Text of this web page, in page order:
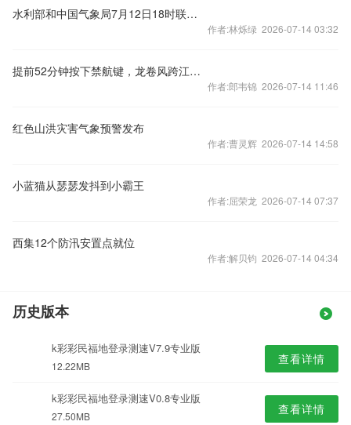
水利部和中国气象局7月12日18时联合发布红色山洪灾害气象预警
作者:林烁绿 2026-07-14 03:32
提前52分钟按下禁航键，龙卷风跨江来袭时江面空无一船
作者:郎韦锦 2026-07-14 11:46
红色山洪灾害气象预警发布
作者:曹灵辉 2026-07-14 14:58
小蓝猫从瑟瑟发抖到小霸王
作者:屈荣龙 2026-07-14 07:37
西集12个防汛安置点就位
作者:解贝钧 2026-07-14 04:34
历史版本
k彩彩民福地登录测速V7.9专业版
12.22MB 查看详情
k彩彩民福地登录测速V0.8专业版
27.50MB 查看详情